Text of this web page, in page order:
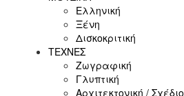
Ελληνική
Ξένη
Δισκοκριτική
ΤΕΧΝΕΣ
Ζωγραφική
Γλυπτική
Αρχιτεκτονική / Σχέδιο